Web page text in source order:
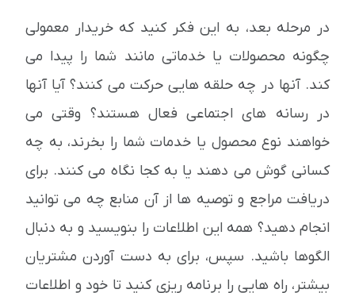
در مرحله بعد، به این فکر کنید که خریدار معمولی
چگونه محصولات یا خدماتی مانند شما را پیدا می
کند. آنها در چه حلقه هایی حرکت می کنند؟ آیا آنها
در رسانه های اجتماعی فعال هستند؟ وقتی می
خواهند نوع محصول یا خدمات شما را بخرند، به چه
کسانی گوش می دهند یا به کجا نگاه می کنند. برای
دریافت مراجع و توصیه ها از آن منابع چه می توانید
انجام دهید؟ همه این اطلاعات را بنویسید و به دنبال
الگوها باشید. سپس، برای به دست آوردن مشتریان
بیشتر، راه هایی را برنامه ریزی کنید تا خود و اطلاعات